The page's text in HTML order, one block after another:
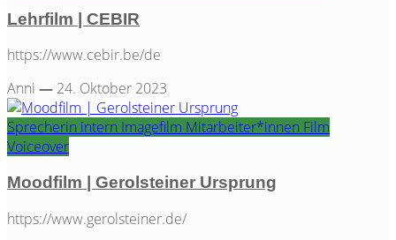
Lehrfilm | CEBIR
https://www.cebir.be/de
Anni — 24. Oktober 2023
Sprecherin intern Imagefilm Mitarbeiter*innen Film
Voiceover
Moodfilm | Gerolsteiner Ursprung
https://www.gerolsteiner.de/